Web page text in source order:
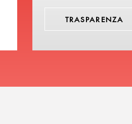
TRASPARENZA